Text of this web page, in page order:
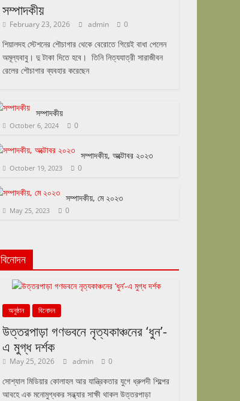
সম্পাদকীয়
February 23, 2026 admin 0
শিয়ালদহ স্টেশনের শৌচাগার থেকে বেরোতে গিয়েই বাধা পেলেন
অমূল্যবাবু। দু টাকা দিতে হবে। তিনি নিত্যযাত্রী সারাজীবন
রেলের শৌচাগার ব্যবহার করেছেন
সম্পাদকীয়
October 6, 2024 0
সম্পাদকীয়, অক্টোবর ২০২৩
October 19, 2023 0
সম্পাদকীয়, মে ২০২৩
May 25, 2023 0
বিনোদন
অনুষ্ঠান বিনোদন
উত্তরপাড়া গণভবনে নৃত্যকাঞ্চনের ‘ধুন’-
এ মুগ্ধ দর্শক
May 25, 2026 admin 0
সোশ্যাল মিডিয়ার কোলাহল আর যান্ত্রিকতার যুগে ধ্রুপদী শিল্পের
আবহে এক মনোমুগ্ধকর সন্ধ্যার সাক্ষী থাকল উত্তরপাড়া